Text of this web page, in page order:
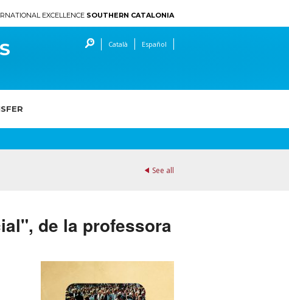
EXCELLENCE SOUTHERN CATALONIA
Català Español
See all
de la professora